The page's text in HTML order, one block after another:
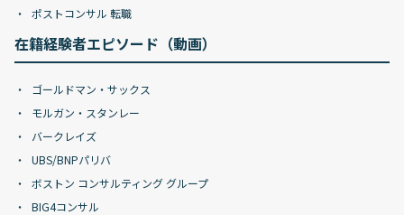
ポストコンサル 転職
在籍経験者エピソード（動画）
ゴールドマン・サックス
モルガン・スタンレー
バークレイズ
UBS/BNPパリバ
ボストン コンサルティング グループ
BIG4コンサル